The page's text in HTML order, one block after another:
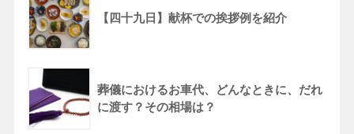
【四十九日】献杯での挨拶例を紹介
葬儀におけるお車代、どんなときに、だれ
に渡す？その相場は？